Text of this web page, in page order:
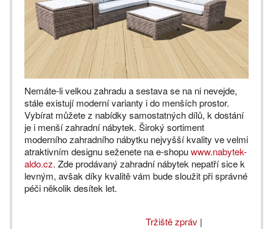
Nemáte-li velkou zahradu a sestava se na ni nevejde,
stále existují moderní varianty i do menších prostor.
Vybírat můžete z nabídky samostatných dílů, k dostání
je i menší zahradní nábytek. Široký sortiment
moderního zahradního nábytku nejvyšší kvality ve velmi
atraktivním designu seženete na e-shopuwww.nabytek-
aldo.cz. Zde prodávaný zahradní nábytek nepatří sice k
levným, avšak díky kvalitě vám bude sloužit při správné
péči několik desítek let.
Tržiště zpráv |